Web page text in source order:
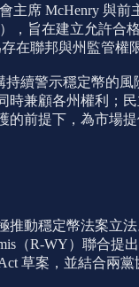
主席 McHenry 與前
），旨在建立允許
存在聯邦與州監管
持續警示穩定幣的
時兼顧各州權利；
前提下，為市場提
動穩定幣法案立
（R-WY）聯合提
草案，並結合兩